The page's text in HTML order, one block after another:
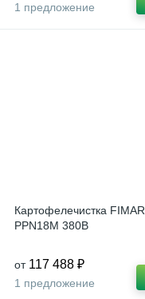
1 предложение
Картофелечистка FIMAR
PPN18M 380В
от 117 488 ₽
1 предложение